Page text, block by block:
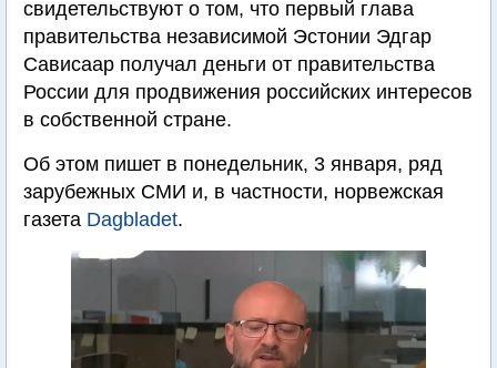
свидетельствуют о том, что первый глава
правительства независимой Эстонии Эдгар
Сависаар получал деньги от правительства
России для продвижения российских интересов
в собственной стране.
Об этом пишет в понедельник, 3 января, ряд
зарубежных СМИ и, в частности, норвежская
газета Dagbladet.